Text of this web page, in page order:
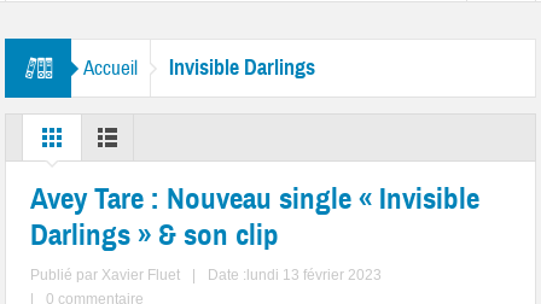
Accueil Invisible Darlings
Avey Tare : Nouveau single « Invisible
Darlings » & son clip
Publié par Xavier Fluet
Date :lundi 13 février 2023
0 commentaire